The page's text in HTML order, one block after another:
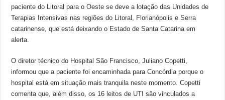
paciente do Litoral para o Oeste se deve a lotação das Unidades de
Terapias Intensivas nas regiões do Litoral, Florianópolis e Serra
catarinense, que está deixando o Estado de Santa Catarina em
alerta.
O diretor técnico do Hospital São Francisco, Juliano Copetti,
informou que a paciente foi encaminhada para Concórdia porque o
hospital está em situação mais tranquila neste momento. Copetti
comenta que, além disso, os 16 leitos de UTI são vinculados a